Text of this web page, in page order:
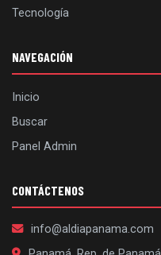
Tecnología
NAVEGACIÓN
Inicio
Buscar
Panel Admin
CONTÁCTENOS
info@aldiapanama.com